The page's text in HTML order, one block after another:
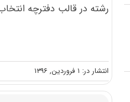
رشته در قالب دفترچه
انتشار در: ۱ فروردین, ۱۳۹۶